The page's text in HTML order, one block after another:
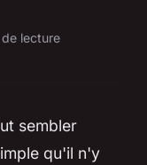
lecture
sembler
qu'il n'y